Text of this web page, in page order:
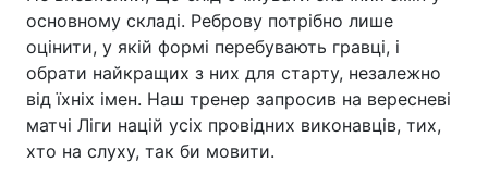
основному складі. Реброву потрібно лише
оцінити, у якій формі перебувають гравці, і
обрати найкращих з них для старту, незалежно
від їхніх імен. Наш тренер запросив на вересневі
матчі Ліги націй усіх провідних виконавців, тих,
хто на слуху, так би мовити.